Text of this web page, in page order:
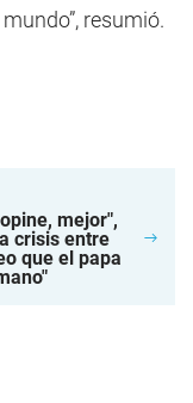
resumió.
mejor",
crisis entre
que el papa